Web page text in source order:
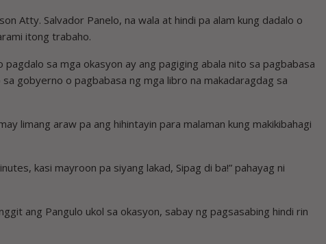
Atty. Salvador Panelo, na wala at hindi pa alam kung dadalo o
itong trabaho.
pagdalo sa mga okasyon ay ang pagiging abala nito sa pagbabasa
gobyerno o pagbabasa ng mga libro na makadaragdag sa
limang araw pa ang hihintayin para malaman kung makikibahagi
kasi mayroon pa siyang lakad, Sipag di ba!” pahayag ni
ang Pangulo ukol sa okasyon, sabay ng pagsasabing hindi rin